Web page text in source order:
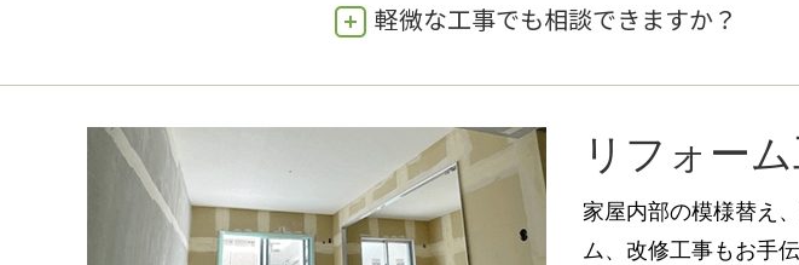
軽微な工事でも相談できますか？
リフォー
家屋内部の模様替え
ム、改修工事もお手